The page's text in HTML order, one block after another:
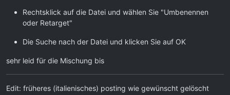
Rechtsklick auf die Datei und wählen Sie "Umbenennen
oder Retarget"
Die Suche nach der Datei und klicken Sie auf OK
sehr leid für die Mischung bis
Edit: früheres (italienisches) posting wie gewünscht gelöscht